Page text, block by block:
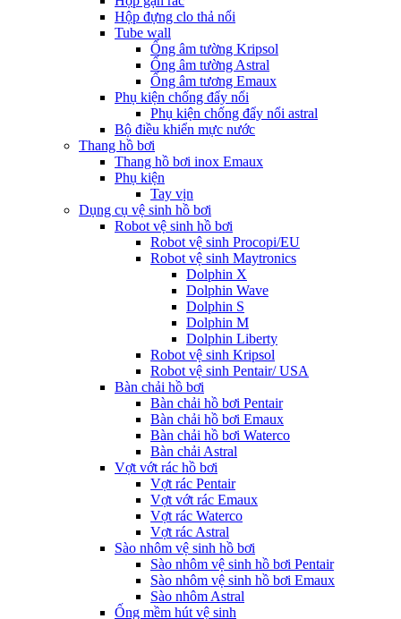
Hộp đựng clo thả nổi
Tube wall
Ống âm tường Kripsol
Ống âm tường Astral
Ống âm tương Emaux
Phụ kiện chống đẩy nổi
Phụ kiện chống đẩy nổi astral
Bộ điều khiển mực nước
Thang hồ bơi
Thang hồ bơi inox Emaux
Phụ kiện
Tay vịn
Dụng cụ vệ sinh hồ bơi
Robot vệ sinh hồ bơi
Robot vệ sinh Procopi/EU
Robot vệ sinh Maytronics
Dolphin X
Dolphin Wave
Dolphin S
Dolphin M
Dolphin Liberty
Robot vệ sinh Kripsol
Robot vệ sinh Pentair/ USA
Bàn chải hồ bơi
Bàn chải hồ bơi Pentair
Bàn chải hồ bơi Emaux
Bàn chải hồ bơi Waterco
Bàn chải Astral
Vợt vớt rác hồ bơi
Vợt rác Pentair
Vợt vớt rác Emaux
Vợt rác Waterco
Vợt rác Astral
Sào nhôm vệ sinh hồ bơi
Sào nhôm vệ sinh hồ bơi Pentair
Sào nhôm vệ sinh hồ bơi Emaux
Sào nhôm Astral
Ống mềm hút vệ sinh